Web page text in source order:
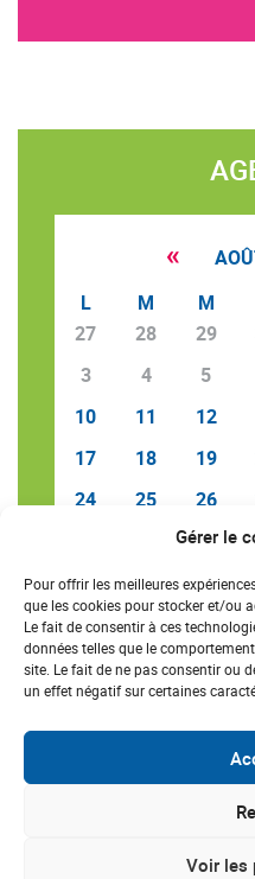
Gérer le
Pour offrir les meilleures
que les cookies pour stocker et/ou
Le fait de consentir à ces
données telles que le
site. Le fait de ne pas consentir ou
un effet négatif sur certaines
Voir les
«
L M M
27
28 29
3
4 5
10
11 12
17
18 19
24
25 26
2
SAVE